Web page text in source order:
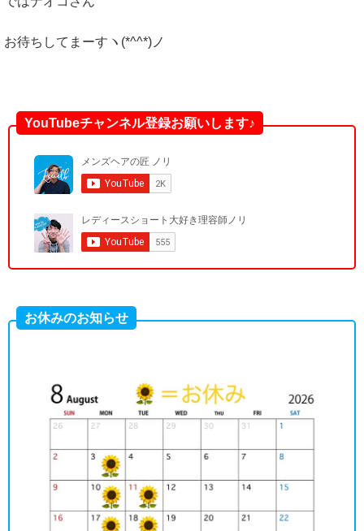
お待ちしてまーすヽ(*^^*)ノ
YouTubeチャンネル登録お願いします♪
お休みのお知らせ